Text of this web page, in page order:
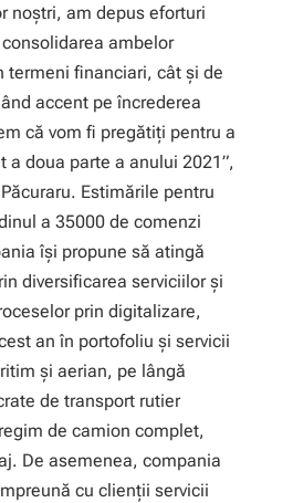
noștri, am depus eforturi
ambelor
termeni financiari, cât și de
accent pe încrederea
că vom fi pregătiți pentru a
a doua parte a anului 2021”,
Estimările pentru
a 35000 de comenzi
își propune să atingă
diversificarea serviciilor și
prin digitalizare,
an în portofoliu și servicii
și aerian, pe lângă
de transport rutier
de camion complet,
De asemenea, compania
cu clienții servicii